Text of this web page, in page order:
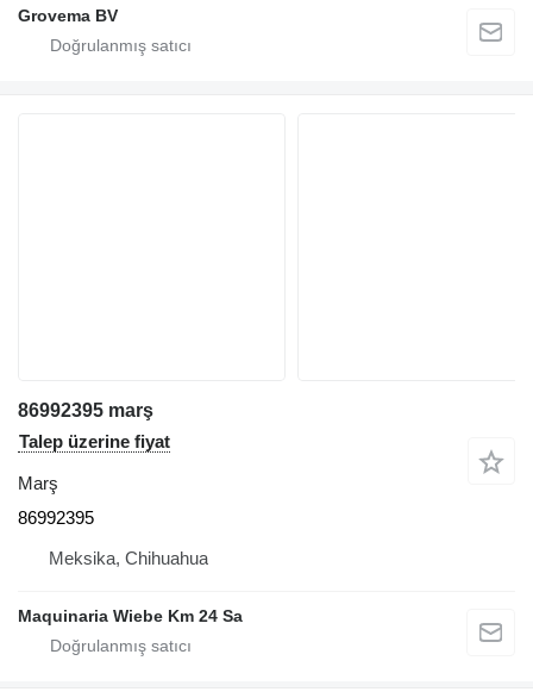
Grovema BV
86992395 marş
Talep üzerine fiyat
Marş
86992395
Meksika, Chihuahua
Maquinaria Wiebe Km 24 Sa